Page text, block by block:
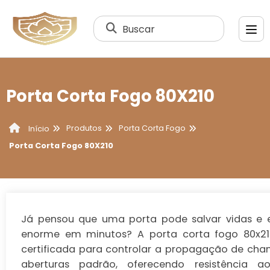
Buscar
Porta Corta Fogo 80X210
Início Produtos
Porta Corta Fogo
Porta Corta Fogo 80X210
Já pensou que uma porta pode salvar vidas e
enorme em minutos? A porta corta fogo
certificada para controlar a propagação de
aberturas padrão, oferecendo resistência